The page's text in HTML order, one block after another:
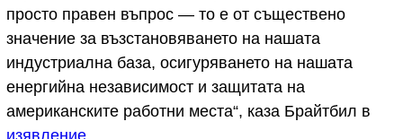
просто правен въпрос — то е от съществено
значение за възстановяването на нашата
индустриална база, осигуряването на нашата
енергийна независимост и защитата на
американските работни места“, каза Брайтбил в
изявление.